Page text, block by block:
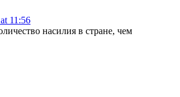
11:56
насилия в стране, чем